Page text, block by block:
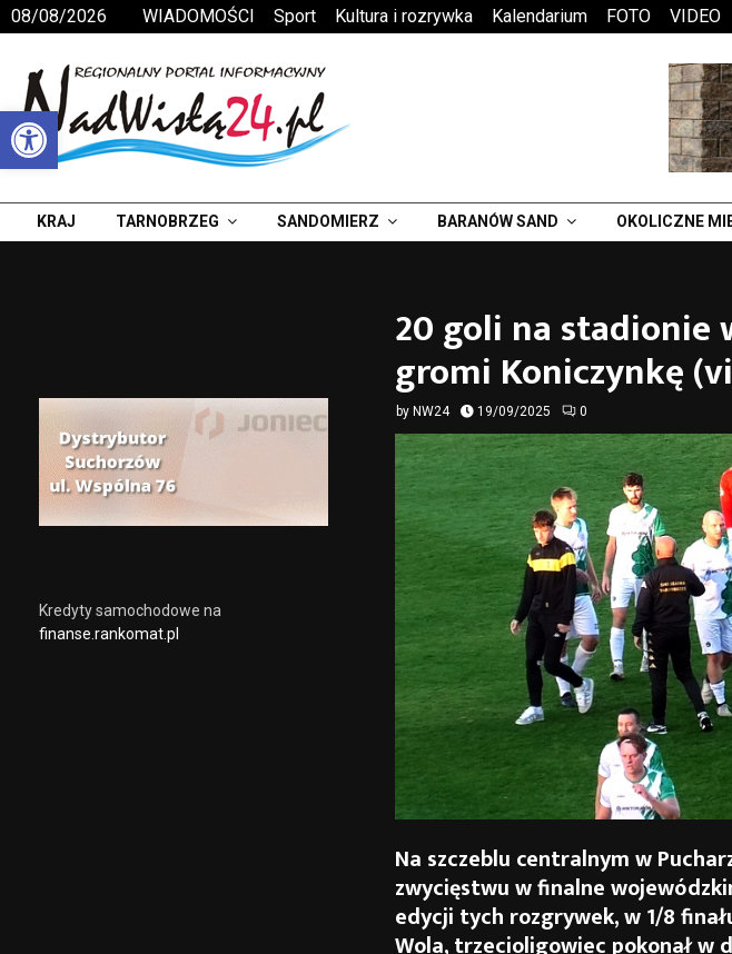
Otwórz pasek narzędzi
08/08/2026 WIADOMOŚCI Sport Kultura i rozrywka Kalendarium FOTO VIDEO
KRAJ TARNOBRZEG SANDOMIERZ BARANÓW SAND OKOLICZNE
20 goli na stadionie
gromi Koniczynkę
by NW24 19/09/2025 0
Na szczeblu centralnym w
zwycięstwu w finalne
edycji tych rozgrywek, w 1/8
Wola, trzecioligowiec pokonał w
Kredyty samochodowe na
finanse.rankomat.pl